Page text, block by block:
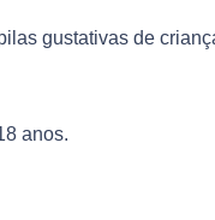
gustativas de
anos.